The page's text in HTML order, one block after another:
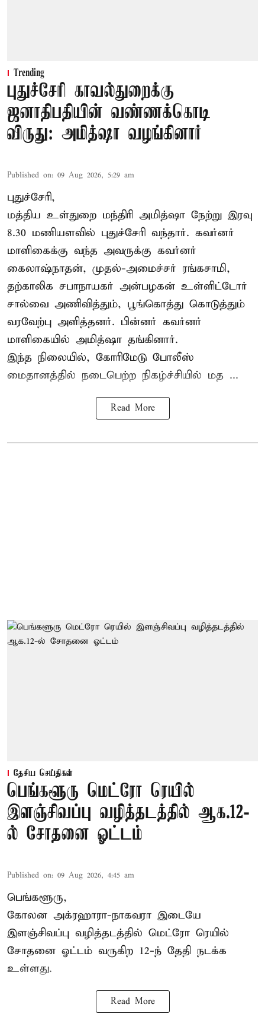
Trending
புதுச்சேரி காவல்துறைக்கு
ஜனாதிபதியின் வண்ணக்கொடி
விருது: அமித்ஷா வழங்கினார்
Published on: 09 Aug 2026, 5:29 am
புதுச்சேரி,
மத்திய உள்துறை மந்திரி அமித்ஷா நேற்று இரவு
8.30 மணியளவில் புதுச்சேரி வந்தார். கவர்னர்
மாளிகைக்கு வந்த அவருக்கு கவர்னர்
கைலாஷ்நாதன், முதல்-அமைச்சர் ரங்கசாமி,
தற்காலிக சபாநாயகர் அன்பழகன் உள்ளிட்டோர்
சால்வை அணிவித்தும், பூங்கொத்து கொடுத்தும்
வரவேற்பு அளித்தனர். பின்னர் கவர்னர்
மாளிகையில் அமித்ஷா தங்கினார்.
இந்த நிலையில், கோரிமேடு போலீஸ்
மைதானத்தில் நடைபெற்ற நிகழ்ச்சியில் மத ...
Read More
தேசிய செய்திகள்
பெங்களூரு மெட்ரோ ரெயில்
இளஞ்சிவப்பு வழித்தடத்தில் ஆக.12-
ல் சோதனை ஓட்டம்
Published on: 09 Aug 2026, 4:45 am
பெங்களூரு,
கோலன அக்ரஹாரா-நாகவரா இடையே
இளஞ்சிவப்பு வழித்தடத்தில் மெட்ரோ ரெயில்
சோதனை ஓட்டம் வருகிற 12-ந் தேதி நடக்க
உள்ளது.
Read More